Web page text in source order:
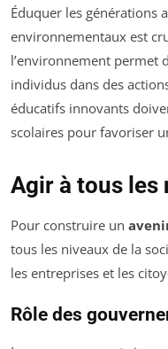
Éduquer les générations
environnementaux est
l’environnement permet
individus dans des
éducatifs innovants
scolaires pour favoriser
Agir à tous les
Pour construire un
tous les niveaux de la
les entreprises et les
Rôle des